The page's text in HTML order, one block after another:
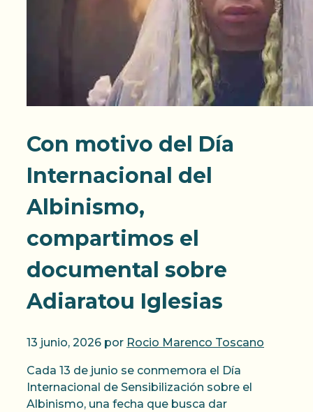
Con motivo del Día
Internacional del
Albinismo,
compartimos el
documental sobre
Adiaratou Iglesias
13 junio, 2026 por Rocio Marenco Toscano
Cada 13 de junio se conmemora el Día
Internacional de Sensibilización sobre el
Albinismo, una fecha que busca dar